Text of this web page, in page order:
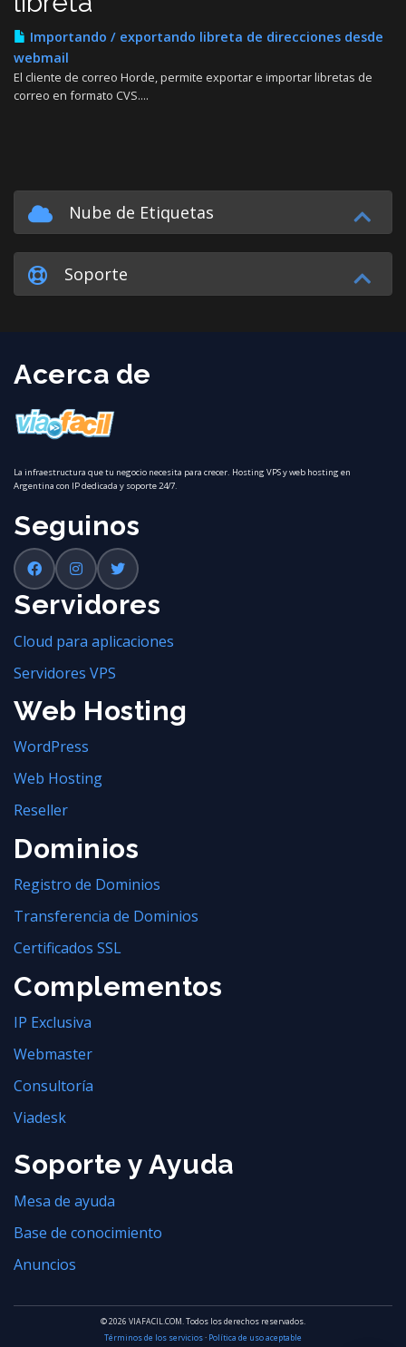
Importando / exportando libreta de direcciones desde
webmail
El cliente de correo Horde, permite exportar e importar libretas de
correo en formato CVS....
Nube de Etiquetas
Soporte
Acerca de
La infraestructura que tu negocio necesita para crecer. Hosting VPS y web hosting en
Argentina con IP dedicada y soporte 24/7.
Seguinos
Servidores
Cloud para aplicaciones
Servidores VPS
Web Hosting
WordPress
Web Hosting
Reseller
Dominios
Registro de Dominios
Transferencia de Dominios
Certificados SSL
Complementos
IP Exclusiva
Webmaster
Consultoría
Viadesk
Soporte y Ayuda
Mesa de ayuda
Base de conocimiento
Anuncios
© 2026 VIAFACIL.COM. Todos los derechos reservados.
Términos de los servicios· Política de uso aceptable